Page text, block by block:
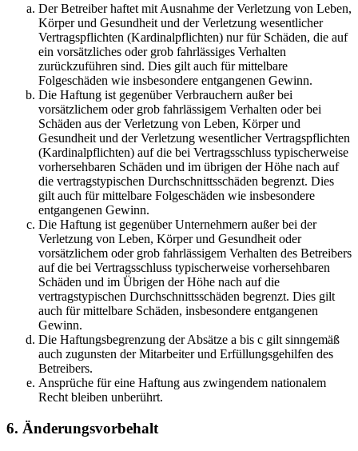
Der Betreiber haftet mit Ausnahme der Verletzung von Leben,
Körper und Gesundheit und der Verletzung wesentlicher
Vertragspflichten (Kardinalpflichten) nur für Schäden, die auf
ein vorsätzliches oder grob fahrlässiges Verhalten
zurückzuführen sind. Dies gilt auch für mittelbare
Folgeschäden wie insbesondere entgangenen Gewinn.
Die Haftung ist gegenüber Verbrauchern außer bei
vorsätzlichem oder grob fahrlässigem Verhalten oder bei
Schäden aus der Verletzung von Leben, Körper und
Gesundheit und der Verletzung wesentlicher Vertragspflichten
(Kardinalpflichten) auf die bei Vertragsschluss typischerweise
vorhersehbaren Schäden und im übrigen der Höhe nach auf
die vertragstypischen Durchschnittsschäden begrenzt. Dies
gilt auch für mittelbare Folgeschäden wie insbesondere
entgangenen Gewinn.
Die Haftung ist gegenüber Unternehmern außer bei der
Verletzung von Leben, Körper und Gesundheit oder
vorsätzlichem oder grob fahrlässigem Verhalten des Betreibers
auf die bei Vertragsschluss typischerweise vorhersehbaren
Schäden und im Übrigen der Höhe nach auf die
vertragstypischen Durchschnittsschäden begrenzt. Dies gilt
auch für mittelbare Schäden, insbesondere entgangenen
Gewinn.
Die Haftungsbegrenzung der Absätze a bis c gilt sinngemäß
auch zugunsten der Mitarbeiter und Erfüllungsgehilfen des
Betreibers.
Ansprüche für eine Haftung aus zwingendem nationalem
Recht bleiben unberührt.
6. Änderungsvorbehalt